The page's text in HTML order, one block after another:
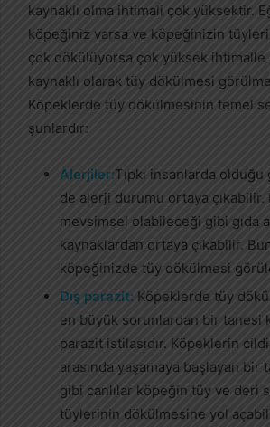
kaynaklı olma ihtimali çok yüksektir.
köpeğiniz varsa ve köpeğinizin
çok dökülüyorsa çok yüksek
kaynaklı olarak tüy dökülmesi
Köpeklerde tüy dökülmesinin temel
şunlardır:
Alerjiler:Tıpkı insanlarda
de alerji durumu ortaya çıkabilir.
mevsimsel olabileceği gibi gıda
kaynaklardan ortaya çıkabilir.
köpeğinizde tüy dökülmesi
Dış parazit: Köpeklerde tüy
en büyük sorunlardan bir tanesi
parazit istilasıdır. Köpeklerin
arasında yaşamaya başlayan bir
gibi canlılar köpeğin tüy ve deri
tüylerinin dökülmesine yol